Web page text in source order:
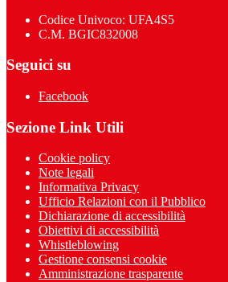
Codice Univoco: UFA4S5
C.M. BGIC832008
Seguici su
Facebook
Sezione Link Utili
Cookie policy
Note legali
Informativa Privacy
Ufficio Relazioni con il Pubblico
Dichiarazione di accessibilità
Obiettivi di accessibilità
Whistleblowing
Gestione consensi cookie
Amministrazione trasparente